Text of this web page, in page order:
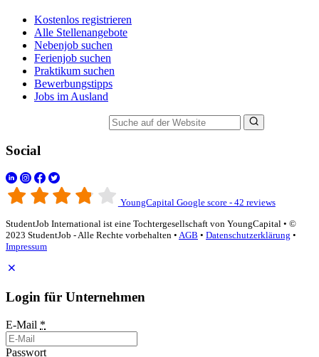
Kostenlos registrieren
Alle Stellenangebote
Nebenjob suchen
Ferienjob suchen
Praktikum suchen
Bewerbungstipps
Jobs im Ausland
Social
YoungCapital Google score - 42 reviews
StudentJob International ist eine Tochtergesellschaft von YoungCapital • ©
2023 StudentJob - Alle Rechte vorbehalten • AGB • Datenschutzerklärung •
Impressum
Login für Unternehmen
E-Mail *
Passwort